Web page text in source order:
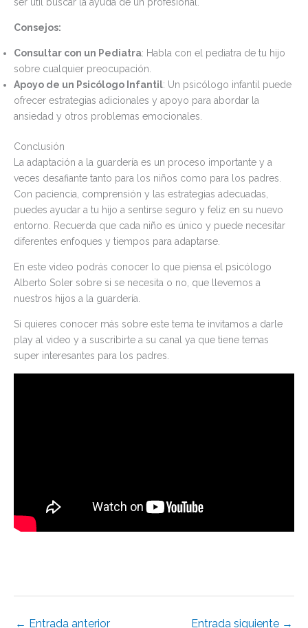
Consejos:
Consultar con un Pediatra: Habla con el pediatra de tu hijo
sobre cualquier preocupación.
Apoyo de un Psicólogo Infantil: Un psicólogo infantil puede
ofrecer estrategias adicionales y apoyo para abordar la
ansiedad y otros problemas emocionales.
Conclusión
La adaptación a la guardería es un proceso importante y a
veces desafiante tanto para los niños como para los padres.
Con paciencia, comprensión y las estrategias adecuadas,
puedes ayudar a tu hijo a sentirse seguro y feliz en su nuevo
entorno. Recuerda que cada niño es único y puede necesitar
diferentes enfoques y tiempos para adaptarse.
En este video podrás conocer lo que piensa el psicólogo
Alberto Soler sobre si se necesita o no, que llevemos a
nuestros hijos a la guardería.
Si quieres conocer más sobre este tema te invitamos a darle
play al video y a suscribirte a su canal ya que tiene temas
super interesantes para los padres.
← Entrada anterior Entrada siguiente →